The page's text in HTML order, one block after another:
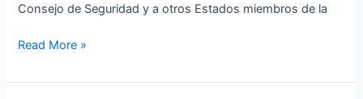
Consejo de Seguridad y a otros Estados miembros de la
Read More »